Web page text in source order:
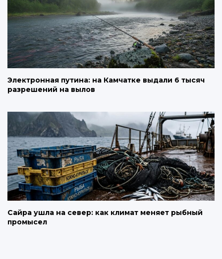
Электронная путина: на Камчатке выдали 6 тысяч
разрешений на вылов
Сайра ушла на север: как климат меняет рыбный
промысел